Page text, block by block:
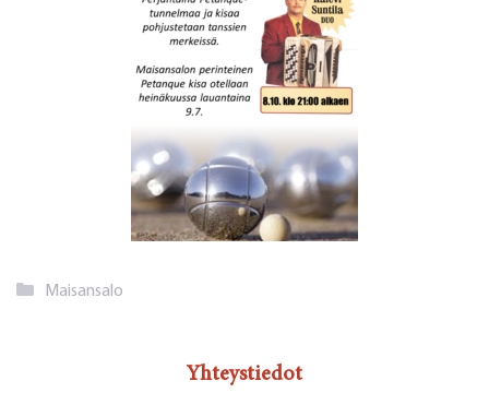
Kategoriat
Maisansalo
Yhteystiedot